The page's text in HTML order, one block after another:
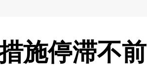
施停滞不前